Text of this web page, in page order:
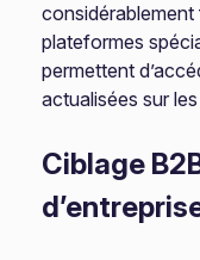
considérablement
plateformes
permettent
actualisées sur
Ciblage